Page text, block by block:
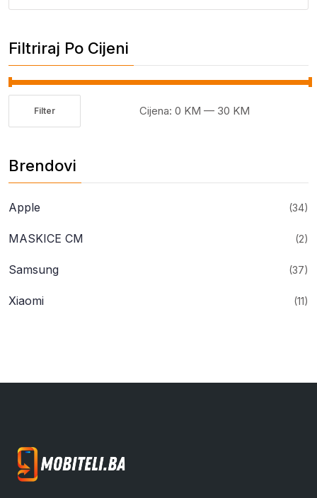
Filtriraj Po Cijeni
Filter Cijena: 0 KM — 30 KM
Brendovi
Apple (34)
MASKICE CM (2)
Samsung (37)
Xiaomi (11)